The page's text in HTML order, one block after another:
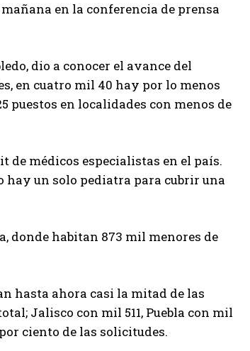
en la conferencia de prensa
dio a conocer el avance del
en cuatro mil 40 hay por lo menos
puestos en localidades con menos de
de médicos especialistas en el país.
hay un solo pediatra para cubrir una
donde habitan 873 mil menores de
hasta ahora casi la mitad de las
Jalisco con mil 511, Puebla con mil
ciento de las solicitudes.